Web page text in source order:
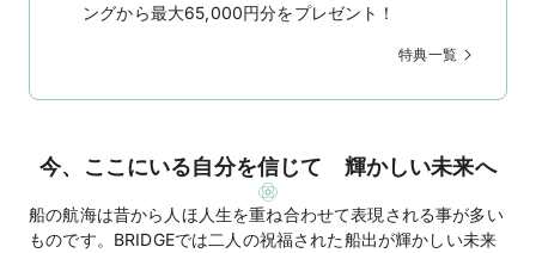
ングから最大65,000円分をプレゼント！
特典一覧
今、ここにいる自分を信じて 輝かしい未来へ
船の航海は昔から人ほ人生を重ね合わせて表現される事が多い
ものです。BRIDGEでは二人の祝福された船出が輝かしい未来